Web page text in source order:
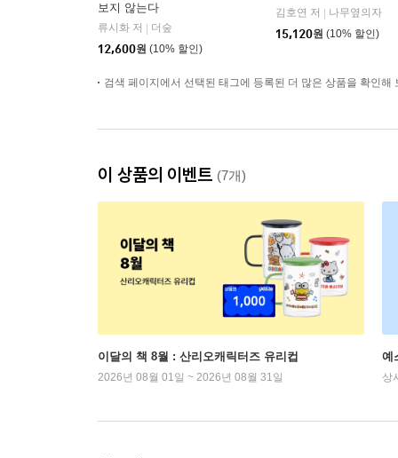
보지 않는다
류시화 저
더숲
12,600원 (10% 할인)
김호연 저
나무옆의자
15,120원 (10% 할인)
검색 페이지에서 선택된 태그에 등록된 더 많은 상품을 확인해
이 상품의 이벤트 (7개)
이달의 책 8월 : 산리오캐릭터즈 유리컵
2026년 08월 01일 ~ 2026년 08월 31일
예
상